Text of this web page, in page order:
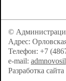
©
Адрес:
Телефон: +7
e-mail:
Разработка сайта